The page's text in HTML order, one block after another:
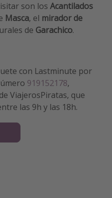
son los Acantilados
Masca, el mirador de
de Garachico.
con Lastminute por
919152178,
ViajerosPiratas, que
las 9h y las 18h.